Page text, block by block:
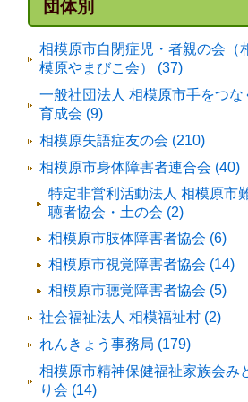
団体別
相模原市自閉症児・者親の会（
模原やまびこ会） (37)
一般社団法人 相模原市手をつな
育成会 (9)
相模原失語症友の会 (210)
相模原市身体障害者連合会 (40)
特定非営利活動法人 相模原市
聴者協会・土の会 (2)
相模原市肢体障害者協会 (6)
相模原市視覚障害者協会 (14)
相模原市聴覚障害者協会 (5)
社会福祉法人 相模福祉村 (2)
れんきょう事務局 (179)
相模原市精神保健福祉家族会み
り会 (14)